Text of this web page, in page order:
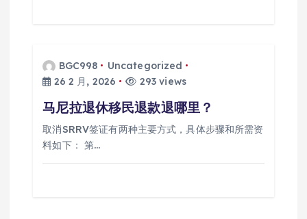
BGC998
Uncategorized
26 2 月, 2026
293 views
马尼拉退休移民退款退哪里？
取消SRRV签证有两种主要方式，具体步骤和所需资
料如下： 第…